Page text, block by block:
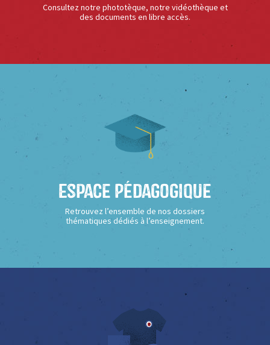
Consultez notre phototèque, notre vidéothèque et
des documents en libre accès.
Espace Pédagogique
Retrouvez l’ensemble de nos dossiers
thématiques dédiés à l’enseignement.